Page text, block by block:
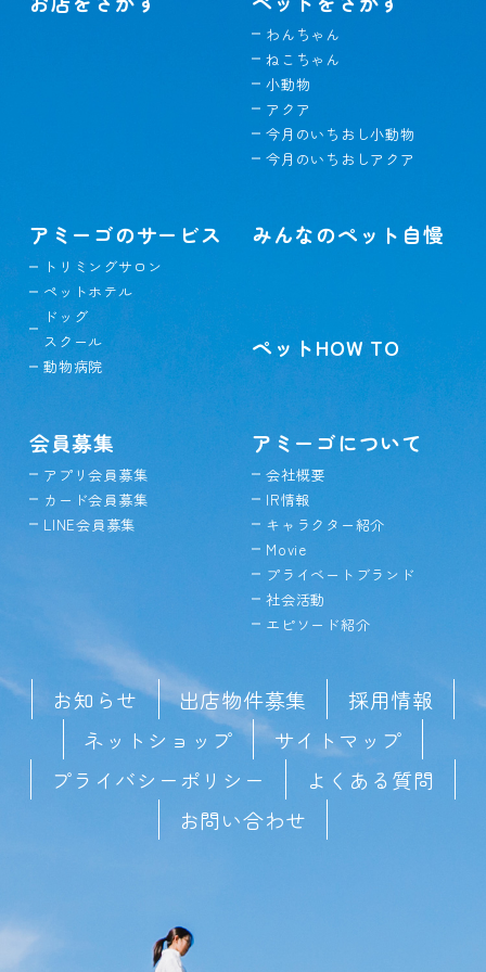
わんちゃん
ねこちゃん
小動物
アクア
今月のいちおし小動物
今月のいちおしアクア
アミーゴのサービス
トリミングサロン
ペットホテル
ドッグ
スクール
動物病院
みんなのペット自慢
ペットHOW TO
会員募集
アプリ会員募集
カード会員募集
LINE会員募集
アミーゴについて
会社概要
IR情報
キャラクター紹介
Movie
プライベートブランド
社会活動
エピソード紹介
お知らせ 出店物件募集
採用情報
ネットショップ
サイトマップ
プライバシーポリシー
よくある質問
お問い合わせ